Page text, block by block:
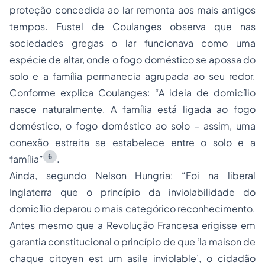
proteção concedida ao lar remonta aos mais antigos
tempos. Fustel de Coulanges observa que nas
sociedades gregas o lar funcionava como uma
espécie de altar, onde o fogo doméstico se apossa do
solo e a família permanecia agrupada ao seu redor.
Conforme explica Coulanges: “A ideia de domicílio
nasce naturalmente. A família está ligada ao fogo
doméstico, o fogo doméstico ao solo – assim, uma
conexão estreita se estabelece entre o solo e a
família”
6
.
Ainda, segundo Nelson Hungria: “Foi na liberal
Inglaterra que o princípio da inviolabilidade do
domicílio deparou o mais categórico reconhecimento.
Antes mesmo que a Revolução Francesa erigisse em
garantia constitucional o princípio de que ‘la maison de
chaque citoyen est um asile inviolable’, o cidadão